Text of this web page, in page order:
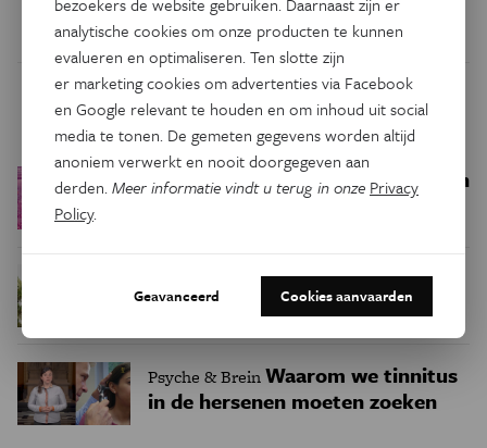
Trending
RuimteEen bakkerij op 400 miljoen
kilometer van de aarde
Natuur & MilieuWaar zijn
insecten in de winter?
Psyche & BreinWaarom we tinnitus
in de hersenen moeten zoeken
bezoekers de website gebruiken. Daarnaast zijn er
analytische cookies om onze producten te kunnen
evalueren en optimaliseren. Ten slotte zijn
er marketing cookies om advertenties via Facebook
en Google relevant te houden en om inhoud uit social
media te tonen. De gemeten gegevens worden altijd
anoniem verwerkt en nooit doorgegeven aan
derden.Meer informatie vindt u terug in onze Privacy
Policy.
Geavanceerd Cookies aanvaarden